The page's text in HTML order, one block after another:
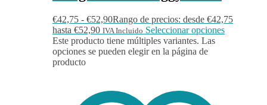
€42,75 - €52,90Rango de precios: desde €42,75
hasta €52,90 IVA Incluido Seleccionar opciones
Este producto tiene múltiples variantes. Las
opciones se pueden elegir en la página de
producto